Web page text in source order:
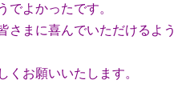
よかったです。
まに喜んでいただけるよう
お願いいたします。